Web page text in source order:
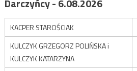
Darczyńcy - 6.08.2026
KACPER STAROŚCIAK
KULCZYK GRZEGORZ POLIŃSKA i
KULCZYK KATARZYNA